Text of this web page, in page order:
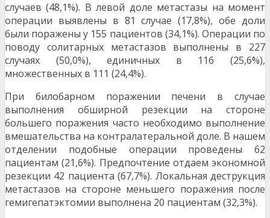
случаев (48,1%). В левой доле ме­тастазы на момент
операции выявлены в 81 слу­чае (17,8%), обе доли
были поражены у 155 паци­ентов (34,1%). Операции по
поводу солитарных метастазов выполнены в 227
случаях (50,0%), единичных в 116 (25,6%),
множественных в 111 (24,4%).
При билобарном поражении печени в слу­чае
выполнения обширной резекции на стороне
большего поражения часто необходимо выполне­ние
вмешательства на контралатеральной доле. В нашем
отделении подобные операции проведе­ны 62
пациентам (21,6%). Предпочтение отдаем экономной
резекции 42 пациента (67,7%). Ло­кальная деструкция
метастазов на стороне мень­шего поражения после
гемигепатэктомии выпол­нена 20 пациентам (32,3%).